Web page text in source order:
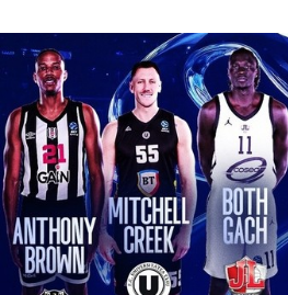
doilea
meci al
finalei
Ligii
Naţional
e de
Baschet
plan mai
multe
favorite
la titlu